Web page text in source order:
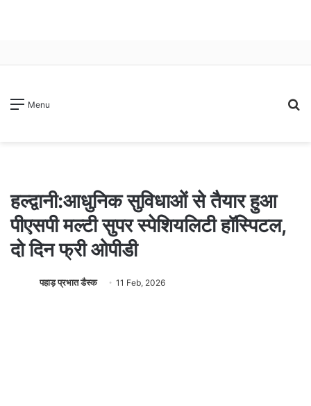
Menu
हल्द्वानी:आधुनिक सुविधाओं से तैयार हुआ
पीएसपी मल्टी सुपर स्पेशियलिटी हॉस्पिटल,
दो दिन फ्री ओपीडी
पहाड़ प्रभात डैस्क 11 Feb, 2026